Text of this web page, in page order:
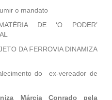
o mandato
DE ‘O PODER’
DA FERROVIA DINAMIZA
do ex-vereador de
Márcia Conrado pela